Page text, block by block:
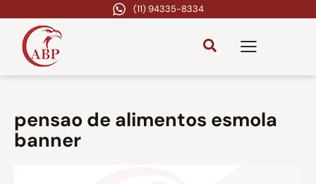
(11) 94335-8334
pensao de alimentos esmola
banner